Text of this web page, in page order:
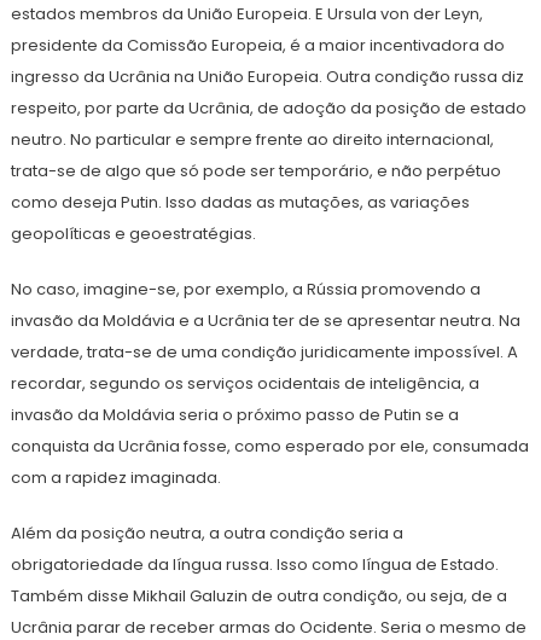
estados membros da União Europeia. E Ursula von der Leyn,
presidente da Comissão Europeia, é a maior incentivadora do
ingresso da Ucrânia na União Europeia. Outra condição russa diz
respeito, por parte da Ucrânia, de adoção da posição de estado
neutro. No particular e sempre frente ao direito internacional,
trata-se de algo que só pode ser temporário, e não perpétuo
como deseja Putin. Isso dadas as mutações, as variações
geopolíticas e geoestratégias.
No caso, imagine-se, por exemplo, a Rússia promovendo a
invasão da Moldávia e a Ucrânia ter de se apresentar neutra. Na
verdade, trata-se de uma condição juridicamente impossível. A
recordar, segundo os serviços ocidentais de inteligência, a
invasão da Moldávia seria o próximo passo de Putin se a
conquista da Ucrânia fosse, como esperado por ele, consumada
com a rapidez imaginada.
Além da posição neutra, a outra condição seria a
obrigatoriedade da língua russa. Isso como língua de Estado.
Também disse Mikhail Galuzin de outra condição, ou seja, de a
Ucrânia parar de receber armas do Ocidente. Seria o mesmo de